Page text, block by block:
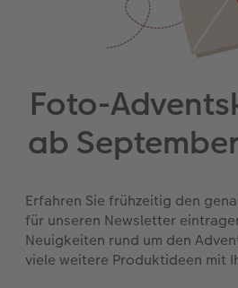
Foto-
ab
Erfahren Sie frühzeitig den
für unseren Newsletter
Neuigkeiten rund um den
viele weitere Produktideen mit